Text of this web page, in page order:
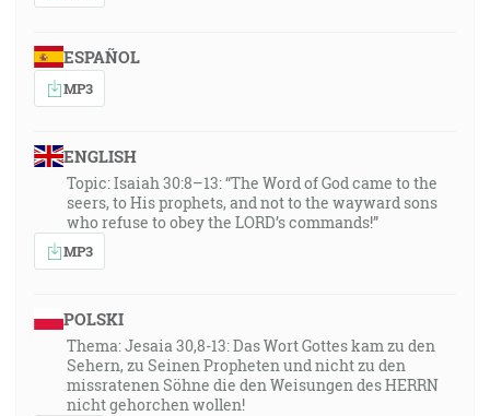
ESPAÑOL
MP3
ENGLISH
Topic: Isaiah 30:8–13: “The Word of God came to the
seers, to His prophets, and not to the wayward sons
who refuse to obey the LORD’s commands!”
MP3
POLSKI
Thema: Jesaia 30,8-13: Das Wort Gottes kam zu den
Sehern, zu Seinen Propheten und nicht zu den
missratenen Söhne die den Weisungen des HERRN
nicht gehorchen wollen!